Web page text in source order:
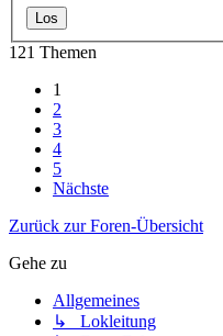
121 Themen
1
2
3
4
5
Nächste
Zurück zur Foren-Übersicht
Gehe zu
Allgemeines
↳ Lokleitung